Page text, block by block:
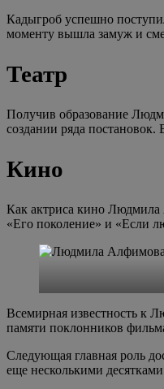
Кадыгроб успешно
моменту вышла замуж и
Театр
Получив образование
создании ряда
Кино
Как актриса кино Людмила
«Его поколение» и «Если
Всемирная известность к
памяти поклонников
Следующая главная роль
еще несколькими